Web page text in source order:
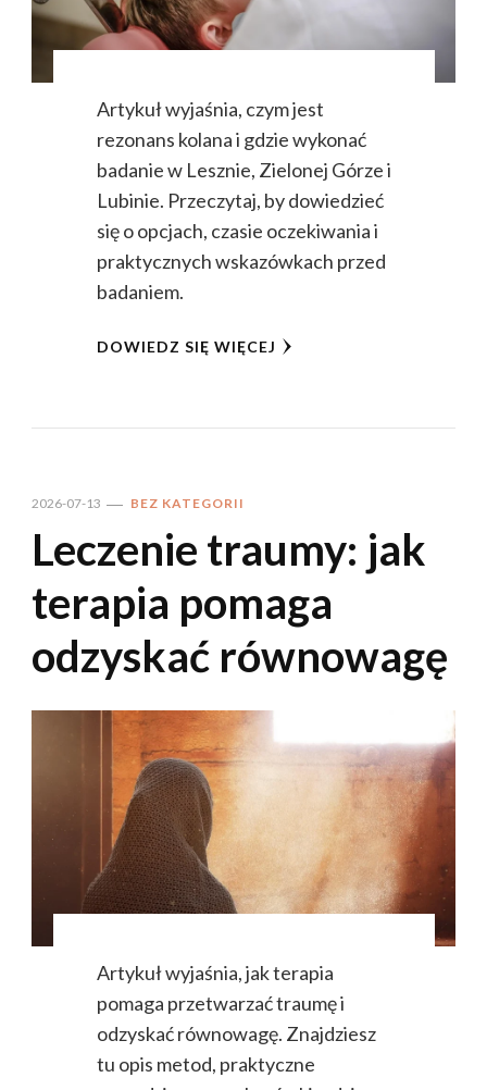
Artykuł wyjaśnia, czym jest
rezonans kolana i gdzie wykonać
badanie w Lesznie, Zielonej Górze i
Lubinie. Przeczytaj, by dowiedzieć
się o opcjach, czasie oczekiwania i
praktycznych wskazówkach przed
badaniem.
DOWIEDZ SIĘ WIĘCEJ
2026-07-13 BEZ KATEGORII
Leczenie traumy: jak
terapia pomaga
odzyskać równowagę
Artykuł wyjaśnia, jak terapia
pomaga przetwarzać traumę i
odzyskać równowagę. Znajdziesz
tu opis metod, praktyczne